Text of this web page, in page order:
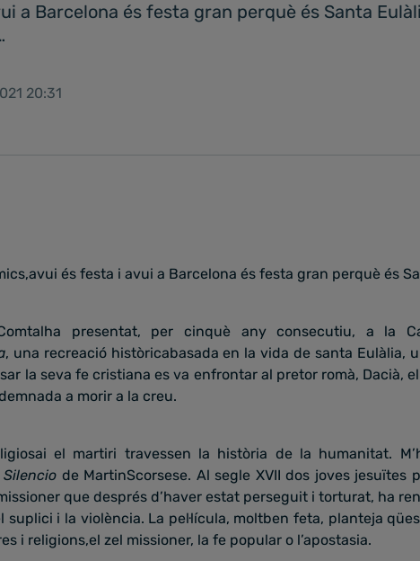
a Barcelona és festa gran perquè és Santa
20:31
és festa i avui a Barcelona és festa gran perquè és
presentat, per cinquè any consecutiu, a la
, una recreació històricabasada en la vida de santa Eulàlia,
la seva fe cristiana es va enfrontar al pretor romà, Dacià,
a morir a la creu.
el martiri travessen la història de la humanitat.
Silencio de MartinScorsese. Al segle XVII dos joves jesuïtes
que després d’haver estat perseguit i torturat, ha
suplici i la violència. La pel·lícula, moltben feta, planteja
i religions,el zel missioner, la fe popular o l’apostasia.